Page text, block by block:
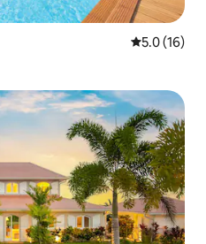
Penarafan
5.0 (16)